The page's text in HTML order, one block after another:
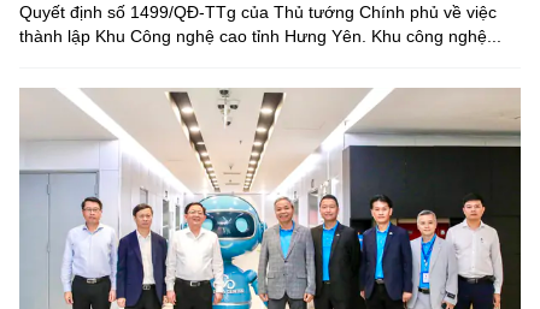
Quyết định số 1499/QĐ-TTg của Thủ tướng Chính phủ về việc
thành lập Khu Công nghệ cao tỉnh Hưng Yên. Khu công nghệ...